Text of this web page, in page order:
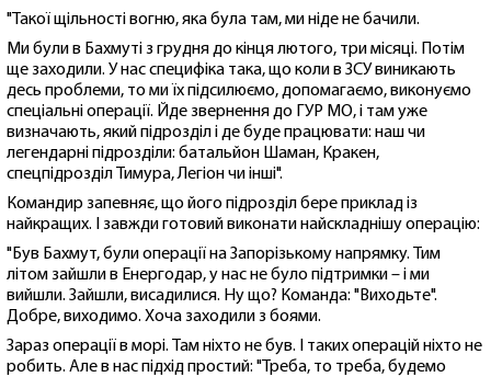
"Такої щільності вогню, яка була там, ми ніде не бачили.
Ми були в Бахмуті з грудня до кінця лютого, три місяці. Потім
ще заходили. У нас специфіка така, що коли в ЗСУ виникають
десь проблеми, то ми їх підсилюємо, допомагаємо, виконуємо
спеціальні операції. Йде звернення до ГУР МО, і там уже
визначають, який підрозділ і де буде працювати: наш чи
легендарні підрозділи: батальйон Шаман, Кракен,
спецпідрозділ Тимура, Легіон чи інші".
Командир запевняє, що його підрозділ бере приклад із
найкращих. І завжди готовий виконати найскладнішу операцію:
"Був Бахмут, були операції на Запорізькому напрямку. Тим
літом зайшли в Енергодар, у нас не було підтримки – і ми
вийшли. Зайшли, висадилися. Ну що? Команда: "Виходьте".
Добре, виходимо. Хоча заходили з боями.
Зараз операції в морі. Там ніхто не був. І таких операцій ніхто не
робить. Але в нас підхід простий: "Треба, то треба, будемо